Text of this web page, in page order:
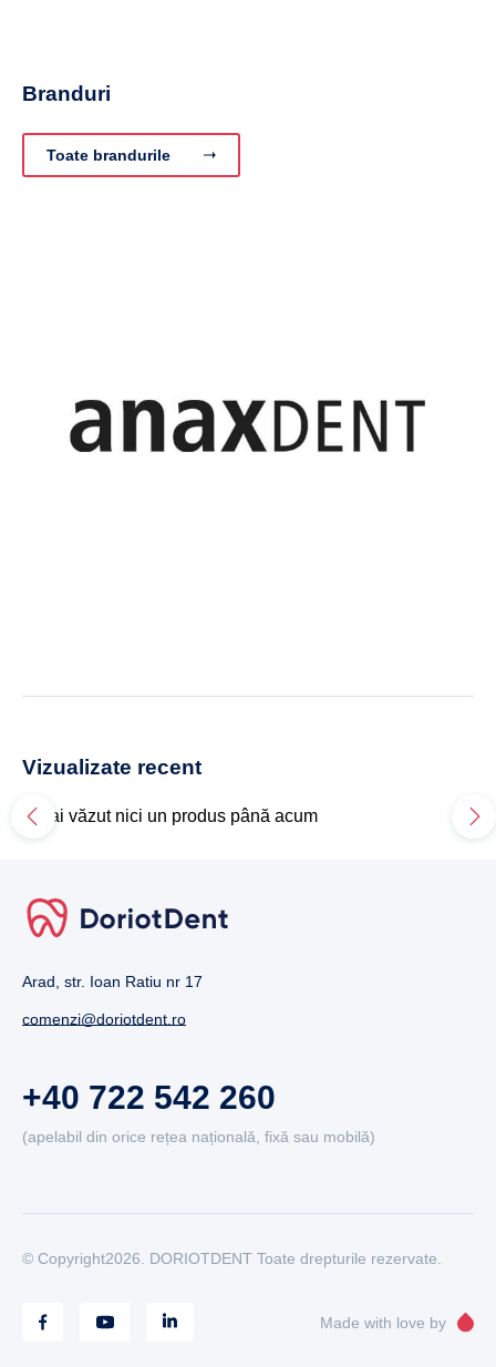
Branduri
Toate brandurile
Vizualizate recent
Nu ai văzut nici un produs până acum
Arad, str. Ioan Ratiu nr 17
comenzi@doriotdent.ro
+40 722 542 260
(apelabil din orice rețea națională, fixă sau mobilă)
© Copyright2026. DORIOTDENT Toate drepturile rezervate.
Made with love by